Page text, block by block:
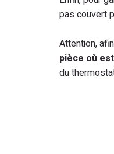
pas couvert
Attention,
pièce où
du